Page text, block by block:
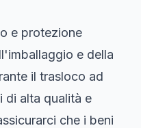
e protezione
e della
il trasloco ad
di alta qualità e
che i beni